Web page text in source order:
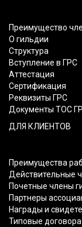
Преимущество
О гильдии
Структура
Вступление в ГРС
Аттестация
Сертификация
Реквизиты ГРС
Документы ТОС
ДЛЯ КЛИЕНТОВ
Преимущества
Действительные
Почетные члены
Партнеры
Награды и
Типовые договора